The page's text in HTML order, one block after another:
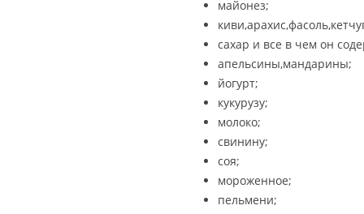
майонез;
сахар и все в чем он
апельсины,мандарины;
йогурт;
кукурузу;
молоко;
свинину;
соя;
мороженное;
пельмени;